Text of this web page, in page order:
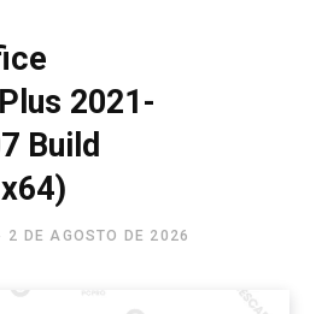
2021-
Build
2 DE AGOSTO DE 2026